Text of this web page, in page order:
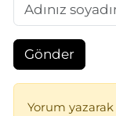
Gönder
Yorum yazarak